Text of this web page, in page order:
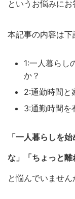
というお悩みにお
本記事の内容は下
1:一人暮らし
か？
2:通勤時間と
3:通勤時間を
「一人暮らしを
な」「ちょっと離
と悩んでいません